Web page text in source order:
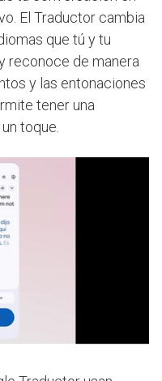
El Traductor cambia
que tú y tu
reconoce de manera
y las entonaciones
tener una
toque.